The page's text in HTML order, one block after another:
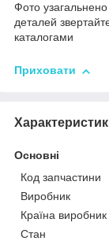
Фото узагальнено
деталей
каталогами
Приховати
Основні
Код запчастини
Виробник
Країна виробник
Стан